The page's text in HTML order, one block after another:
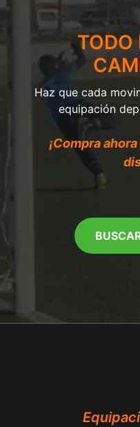
TODO
Haz que cada
equipación
¡Compra